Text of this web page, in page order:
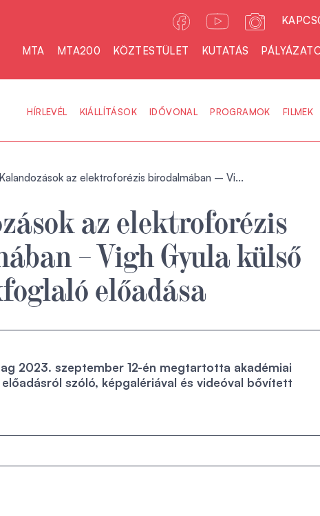
MTA MTA200 KÖZTESTÜLET KUTATÁS
HÍRLEVÉL KIÁLLÍTÁSOK IDŐVONAL PROGRAMOK FILMEK
Kalandozások az elektroforézis birodalmában – Vi...
az elektroforézis
– Vigh Gyula külső
előadása
2023. szeptember 12-én megtartotta akadémiai
szóló, képgalériával és videóval bővített